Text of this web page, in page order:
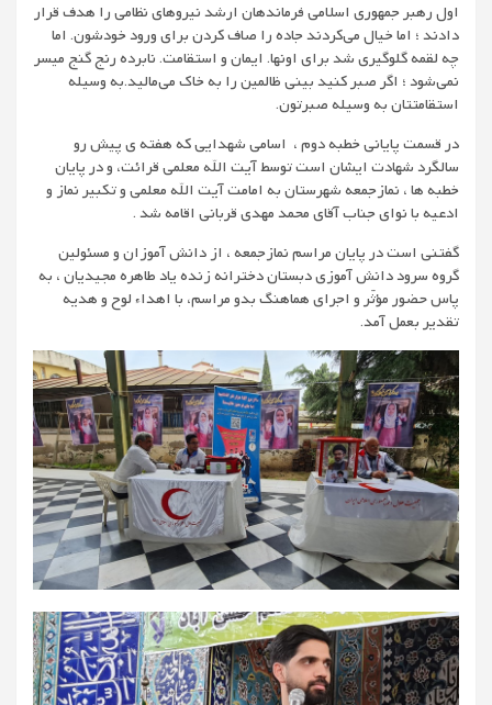
اول رهبر جمهوری اسلامی فرماندهان ارشد نیروهای نظامی را هدف قرار
دادند ؛ اما خیال می‌کردند جاده را صاف کردن برای ورود خودشون. اما
چه لقمه گلوگیری شد برای اونها. ایمان و استقامت. نابرده رنج گنج میسر
نمی‌شود ؛ اگر صبر کنید بینی ظالمین را به خاک می‌مالید.به وسیله
استقامتتان به وسیله صبرتون.
در قسمت پایانی خطبه دوم ، اسامی شهدایی که هفته ی پیش رو
سالگرد شهادت ایشان است توسط آیت الله معلمی قرائت، و در پایان
خطبه ها ، نمازجمعه شهرستان به امامت آیت الله معلمی و تکبیر نماز و
ادعیه با نوای جناب آقای محمد مهدی قربانی اقامه شد .
گفتنی است در پایان مراسم نمازجمعه ، از دانش آموزان و مسئولین
گروه سرود دانش آموزی دبستان دخترانه زنده یاد طاهره مجیدیان ، به
پاس حضور مؤثّر و اجرای هماهنگ بدو مراسم، با اهداء لوح و هدیه
تقدیر بعمل آمد.